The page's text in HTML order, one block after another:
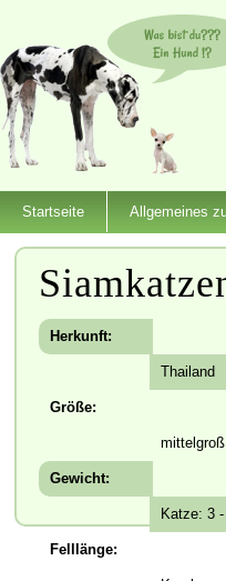
Startseite Allgemeines
Herkunft:
Thailand
Größe:
mittelgroß
Gewicht:
Katze: 3
Felllänge: